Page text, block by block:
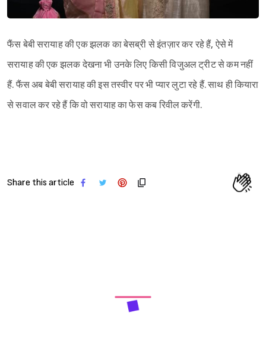
फैंस बेबी सरायाह की एक झलक का बेसब्री से इंतज़ार कर रहे हैं, ऐसे में
सरायाह की एक झलक देखना भी उनके लिए किसी विजुअल ट्रीट से कम नहीं
हैं. फैंस अब बेबी सरायाह की इस तस्वीर पर भी प्यार लुटा रहे हैं. साथ ही कियारा
से सवाल कर रहे हैं कि वो सरायाह का फेस कब रिवील करेंगी.
Share this article